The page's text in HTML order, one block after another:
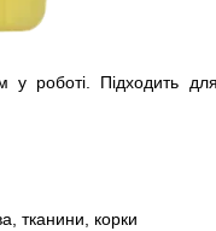
у роботі. Підходить
тканини, корки